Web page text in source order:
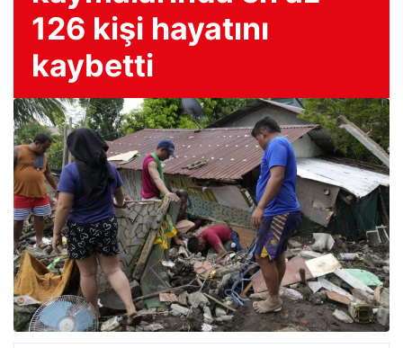
126 kişi hayatını
kaybetti